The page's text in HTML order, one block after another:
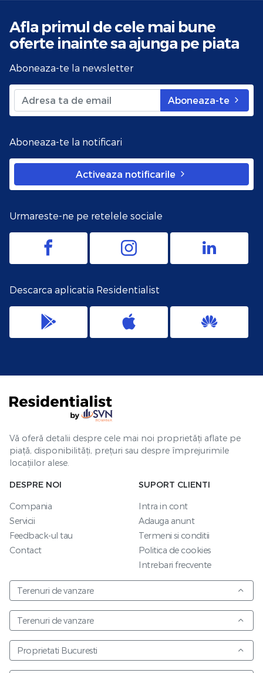
Afla primul de cele mai bune
oferte inainte sa ajunga pe piata
Aboneaza-te la newsletter
Aboneaza-te
Aboneaza-te la notificari
Activeaza notificarile
Urmareste-ne pe retelele sociale
Descarca aplicatia Residentialist
Vă oferă detalii despre cele mai noi proprietăți aflate pe
piață, disponibilități, prețuri sau despre împrejurimile
locațiilor alese.
DESPRE NOI
Compania
Servicii
Feedback-ul tau
Contact
SUPORT CLIENTI
Intra in cont
Adauga anunt
Termeni si conditii
Politica de cookies
Intrebari frecvente
Terenuri de vanzare
Terenuri de vanzare
Proprietati Bucuresti